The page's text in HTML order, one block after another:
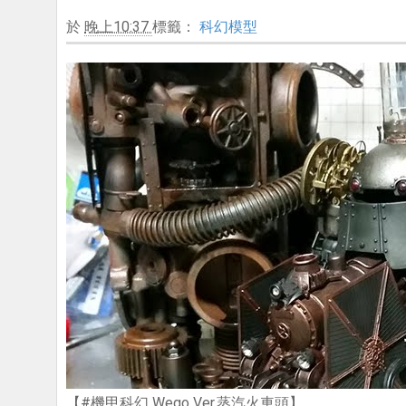
於 晚上10:37 標籤： 科幻模型